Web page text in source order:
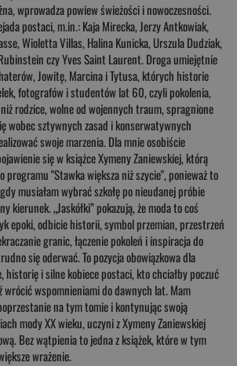
wprowadza powiew świeżości i nowoczesności.
postaci, m.in.: Kaja Mirecka, Jerzy Antkowiak,
Wioletta Villas, Halina Kunicka, Urszula Dudziak,
czy Yves Saint Laurent. Droga umiejętnie
Jowitę, Marcina i Tytusa, których historie
fotografów i studentów lat 60, czyli pokolenia,
rodzice, wolne od wojennych traum, spragnione
wobec sztywnych zasad i konserwatywnych
swoje marzenia. Dla mnie osobiście
się w książce Xymeny Zaniewskiej, którą
programu "Stawka większa niż szycie", ponieważ to
musiałam wybrać szkołę po nieudanej próbie
kierunek. „Jaskółki” pokazują, że moda to coś
epoki, odbicie historii, symbol przemian, przestrzeń
granic, łączenie pokoleń i inspiracja do
się oderwać. To pozycja obowiązkowa dla
historię i silne kobiece postaci, kto chciałby poczuć
wspomnieniami do dawnych lat. Mam
na tym tomie i kontynując swoją
mody XX wieku, uczyni z Xymeny Zaniewskiej
Bez wątpienia to jedna z książek, które w tym
wrażenie.